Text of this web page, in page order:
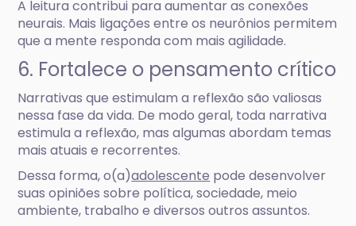
A leitura contribui para aumentar as conexões
neurais. Mais ligações entre os neurônios permitem
que a mente responda com mais agilidade.
6. Fortalece o pensamento crítico
Narrativas que estimulam a reflexão são valiosas
nessa fase da vida. De modo geral, toda narrativa
estimula a reflexão, mas algumas abordam temas
mais atuais e recorrentes.
Dessa forma, o(a)adolescente pode desenvolver
suas opiniões sobre política, sociedade, meio
ambiente, trabalho e diversos outros assuntos.